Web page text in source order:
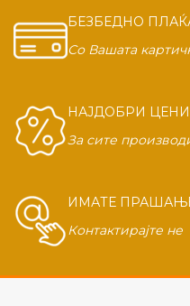
БЕЗБЕДНО
Со Вашата
НАЈДОБРИ ЦЕНИ
За сите
ИМАТЕ
Контактирајте не